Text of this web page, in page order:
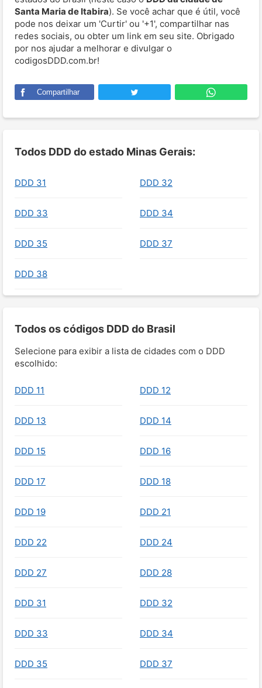
Santa Maria de Itabira). Se você achar que é útil, você
pode nos deixar um 'Curtir' ou '+1', compartilhar nas
redes sociais, ou obter um link em seu site. Obrigado
por nos ajudar a melhorar e divulgar o
codigosDDD.com.br!
Compartilhar
Todos DDD do estado Minas Gerais:
DDD 31 DDD 32
DDD 33 DDD 34
DDD 35 DDD 37
DDD 38
Todos os códigos DDD do Brasil
Selecione para exibir a lista de cidades com o DDD
escolhido:
DDD 11 DDD 12
DDD 13 DDD 14
DDD 15 DDD 16
DDD 17 DDD 18
DDD 19 DDD 21
DDD 22 DDD 24
DDD 27 DDD 28
DDD 31 DDD 32
DDD 33 DDD 34
DDD 35 DDD 37